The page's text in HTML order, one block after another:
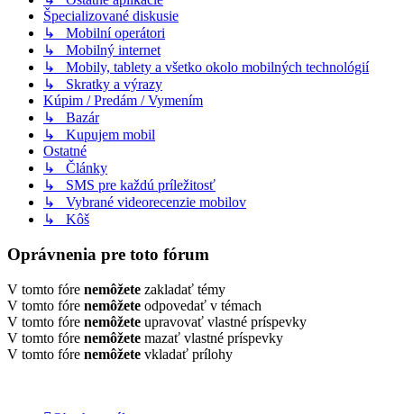
Špecializované diskusie
↳ Mobilní operátori
↳ Mobilný internet
↳ Mobily, tablety a všetko okolo mobilných technológií
↳ Skratky a výrazy
Kúpim / Predám / Vymením
↳ Bazár
↳ Kupujem mobil
Ostatné
↳ Články
↳ SMS pre každú príležitosť
↳ Vybrané videorecenzie mobilov
↳ Kôš
Oprávnenia pre toto fórum
V tomto fóre nemôžete zakladať témy
V tomto fóre nemôžete odpovedať v témach
V tomto fóre nemôžete upravovať vlastné príspevky
V tomto fóre nemôžete mazať vlastné príspevky
V tomto fóre nemôžete vkladať prílohy